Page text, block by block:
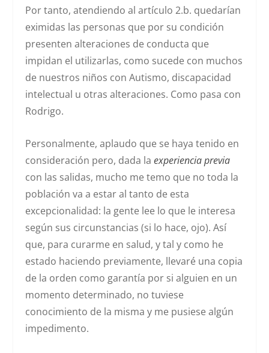
Por tanto, atendiendo al artículo 2.b. quedarían
eximidas las personas que por su condición
presenten alteraciones de conducta que
impidan el utilizarlas, como sucede con muchos
de nuestros niños con Autismo, discapacidad
intelectual u otras alteraciones. Como pasa con
Rodrigo.
Personalmente, aplaudo que se haya tenido en
consideración pero, dada laexperiencia previa
con las salidas, mucho me temo que no toda la
población va a estar al tanto de esta
excepcionalidad: la gente lee lo que le interesa
según sus circunstancias (si lo hace, ojo). Así
que, para curarme en salud, y tal y como he
estado haciendo previamente, llevaré una copia
de la orden como garantía por si alguien en un
momento determinado, no tuviese
conocimiento de la misma y me pusiese algún
impedimento.